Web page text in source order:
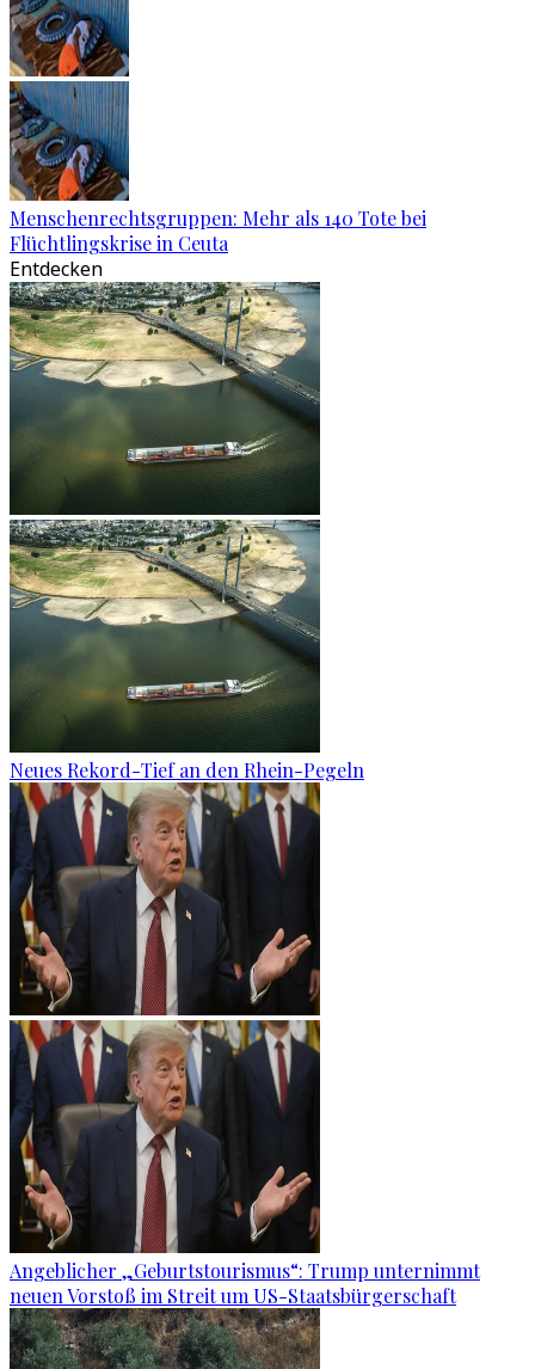
Menschenrechtsgruppen: Mehr als 140 Tote bei
Flüchtlingskrise in Ceuta
Entdecken
Neues Rekord-Tief an den Rhein-Pegeln
Angeblicher „Geburtstourismus“: Trump unternimmt
neuen Vorstoß im Streit um US-Staatsbürgerschaft